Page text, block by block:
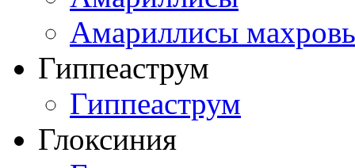
Амариллисы
Гиппеаструм
Гиппеаструм
Глоксиния